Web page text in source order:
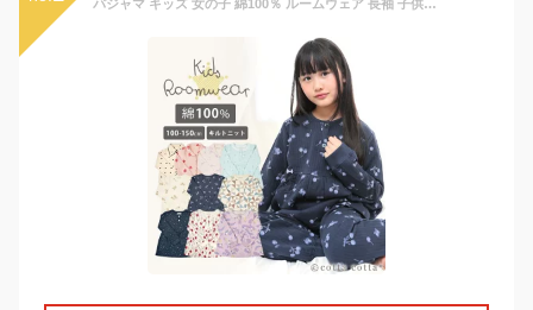
パジャマ キッズ 女の子 綿100％ ルームウェア 長袖 子供 キルトニット cottacotta 100cm 110cm 120cm 130cm 140cm 150cm 95 冬 春 秋 冬用 前開き 前ボタン 子供用 おしゃれ かわいい 暖かい 天然素材 ユニコーン 花柄 いちご コットン 綿 キルティング スウェット 2重 厚手